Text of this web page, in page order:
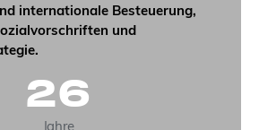
internationale Besteuerung,
und
Jahre
26